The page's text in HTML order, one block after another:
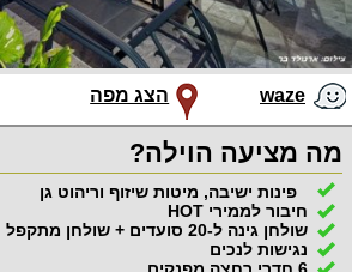
waze הצג מפה
מה מציעה הוילה?
פינות ישיבה, מיטות שיזוף וריהוט גן
חיבור לממירי HOT
שולחן גינה ל-20 סועדים + שולחן מתקפל
נגישות לנכים